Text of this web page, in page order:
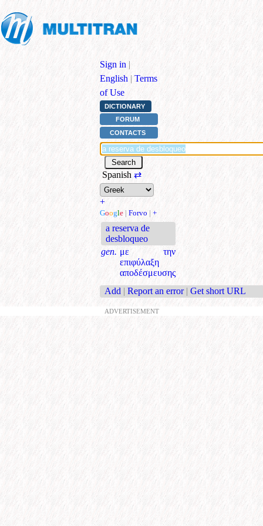
Sign in |
English | Terms
of Use
DICTIONARY
FORUM
CONTACTS
Spanish ⇄
+
Google | Forvo | +
a reserva de
desbloqueo
gen. με την
επιφύλαξη
αποδέσμευσης
Add | Report an error | Get short URL
ADVERTISEMENT